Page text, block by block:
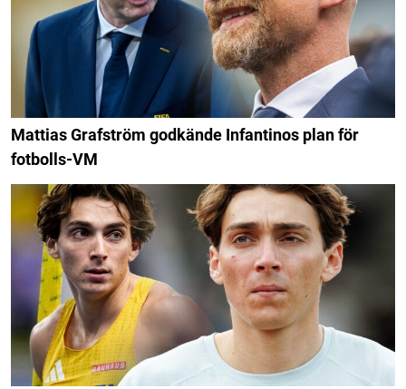
Mattias Grafström godkände Infantinos plan för
fotbolls-VM